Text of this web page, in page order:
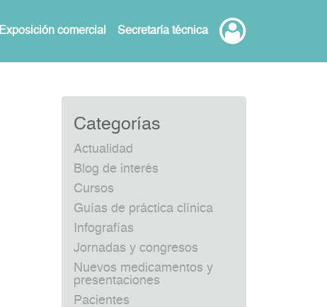
Exposición comercial Secretaría técnica
Categorías
Actualidad
Blog de interés
Cursos
Guías de práctica clínica
Infografías
Jornadas y congresos
Nuevos medicamentos y
presentaciones
Pacientes